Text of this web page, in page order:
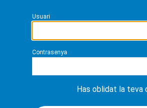
Usuari
Contrasenya
Has oblidat la teva